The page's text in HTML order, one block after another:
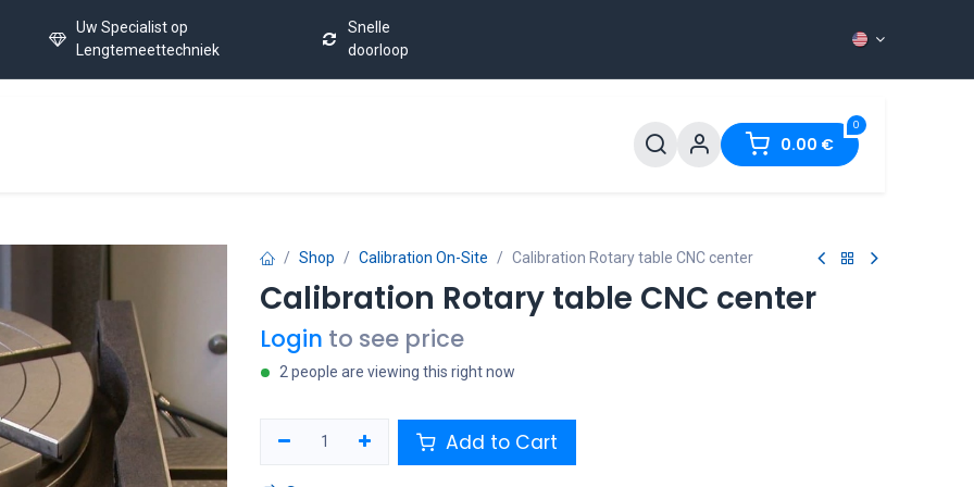
Uw Specialist op
Lengtemeettechniek
Snelle
doorloop
0
0.00 €
Shop Calibration On-Site Calibration Rotary table CNC center
Calibration Rotary table CNC center
Login to see price
2 people are viewing this right now
Add to Cart